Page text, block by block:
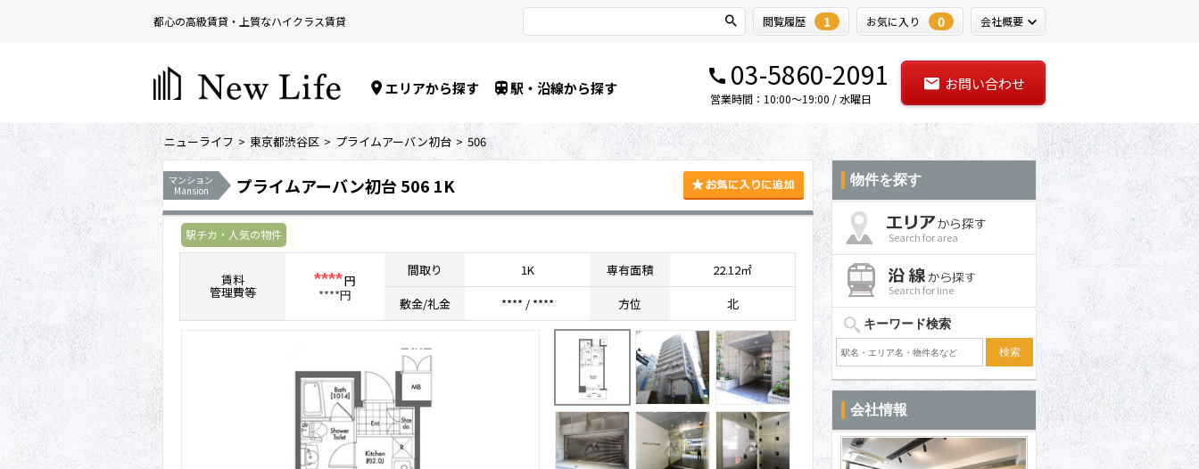
都心の高級賃貸・上質なハイクラス賃貸 閲覧履歴 1 お気に入り 0 会社概要
エリアから探す 駅・沿線から探す 03-5860-2091
営業時間：10:00～19:00 / 水曜日
お問い合わせ
ニューライフ 東京都渋谷区 プライムアーバン初台 506
マンション
Mansion
プライムアーバン初台 506 1K
駅チカ・人気の物件
賃料
管理費等
****円
****円
間取り 1K 専有面積
22.12㎡
敷金/礼金
**** / **** 方位 北
物件を探す
Search for area
Search for line
キーワード検索
会社情報